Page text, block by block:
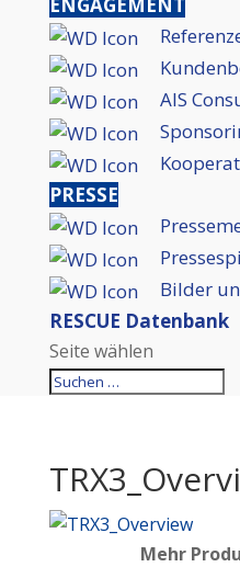
ENGAGEMENT
AIS
PRESSE
Bilder
RESCUE Datenbank
Seite wählen
Mehr